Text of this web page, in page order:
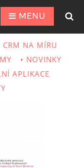
MENU
CRM NA MÍRU
NOVINKY
APLIKACE